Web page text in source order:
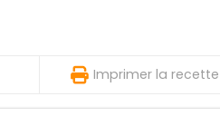
Imprimer la recette